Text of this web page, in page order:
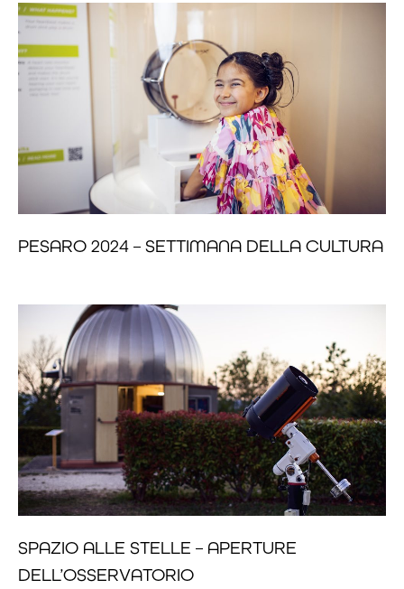
PESARO 2024 – SETTIMANA DELLA CULTURA
SPAZIO ALLE STELLE – APERTURE
DELL’OSSERVATORIO